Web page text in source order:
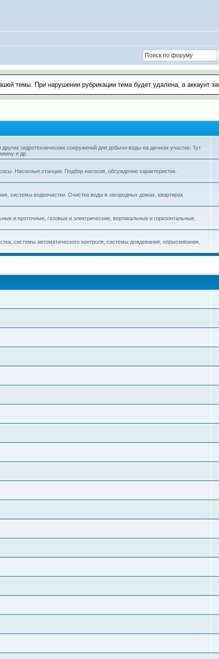
темы. При нарушении рубрикации тема будет удалена, а аккаунт
гидротехнических сооружений для добычи воды на дачном участке. Тут
и др.
Насосные станции. Подбор насосов, обсуждение характеристик.
системы водоочистки. Очистка воды в загородных домах, квартирах
и проточные, газовые и электрические, вертикальные и горизонтальные,
системы автоматического контроля, системы дождевания, опрыскивания,